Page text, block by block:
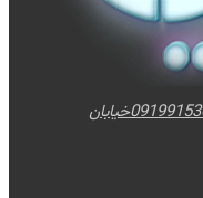
خیابان